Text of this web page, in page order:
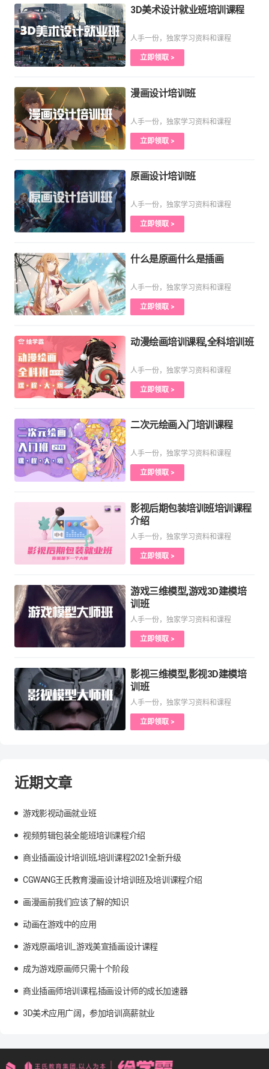
3D美术设计就业班培训课程
人手一份，独家学习资料和课程
立即领取 >
漫画设计培训班
人手一份，独家学习资料和课程
立即领取 >
原画设计培训班
人手一份，独家学习资料和课程
立即领取 >
什么是原画什么是插画
人手一份，独家学习资料和课程
立即领取 >
动漫绘画培训课程,全科培训班
人手一份，独家学习资料和课程
立即领取 >
二次元绘画入门培训课程
人手一份，独家学习资料和课程
立即领取 >
影视后期包装培训班培训课程
介绍
人手一份，独家学习资料和课程
立即领取 >
游戏三维模型,游戏3D建模培
训班
人手一份，独家学习资料和课程
立即领取 >
影视三维模型,影视3D建模培
训班
人手一份，独家学习资料和课程
立即领取 >
近期文章
游戏影视动画就业班
视频剪辑包装全能班培训课程介绍
商业插画设计培训班,培训课程2021全新升级
CGWANG王氏教育漫画设计培训班及培训课程介绍
画漫画前我们应该了解的知识
动画在游戏中的应用
游戏原画培训_游戏美宣插画设计课程
成为游戏原画师只需十个阶段
商业插画师培训课程,插画设计师的成长加速器
3D美术应用广阔，参加培训高薪就业